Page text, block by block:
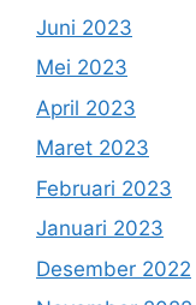
Juni 2023
Mei 2023
April 2023
Maret 2023
Februari 2023
Januari 2023
Desember 2022